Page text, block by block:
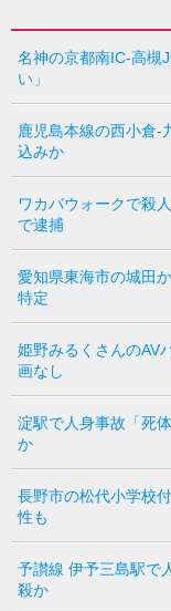
名神の京都南IC-高槻
い」
鹿児島本線の西小倉-
込みか
ワカバウォークで殺
で逮捕
愛知県東海市の城田
特定
姫野みるくさんのAV
画なし
淀駅で人身事故「死
か
長野市の松代小学校
性も
予讃線 伊予三島駅で
殺か